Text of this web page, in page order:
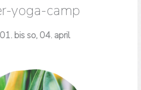
yoga-camp
bis so, 04. april